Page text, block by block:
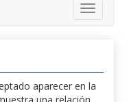
aparecer en la